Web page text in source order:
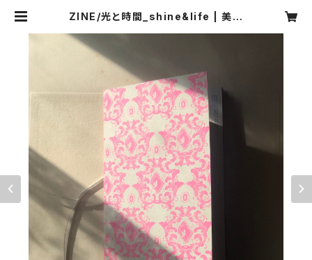
ZINE/光と時間_shine&life | 美術